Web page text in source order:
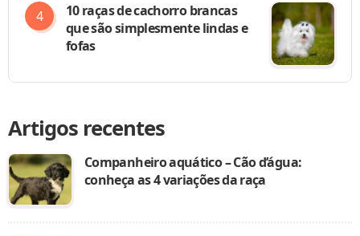
10 raças de cachorro brancas
que são simplesmente lindas e
fofas
Artigos recentes
Companheiro aquático – Cão d’água:
conheça as 4 variações da raça